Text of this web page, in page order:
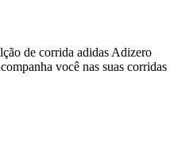
de corrida adidas Adizero
você nas suas corridas